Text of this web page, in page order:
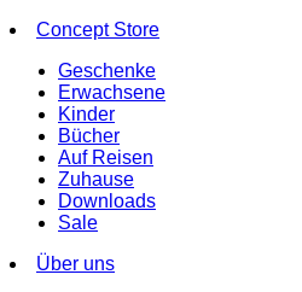
Concept Store
Geschenke
Erwachsene
Kinder
Bücher
Auf Reisen
Zuhause
Downloads
Sale
Über uns